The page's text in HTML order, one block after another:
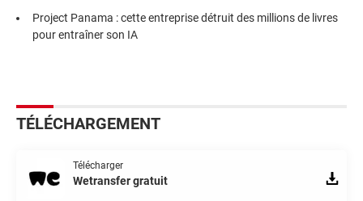
Project Panama : cette entreprise détruit des millions de livres
pour entraîner son IA
TÉLÉCHARGEMENT
Télécharger
Wetransfer gratuit